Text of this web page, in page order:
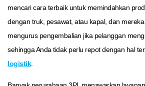
mencari cara terbaik untuk memindahkan
dengan truk, pesawat, atau kapal, dan
mengurus pengembalian jika pelanggan
sehingga Anda tidak perlu repot dengan hal
logistik.